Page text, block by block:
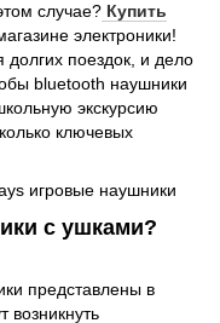
случае? Купить
электроники!
поездок, и дело
bluetooth наушники
экскурсию
ключевых
с ушками?
представлены в
возникнуть